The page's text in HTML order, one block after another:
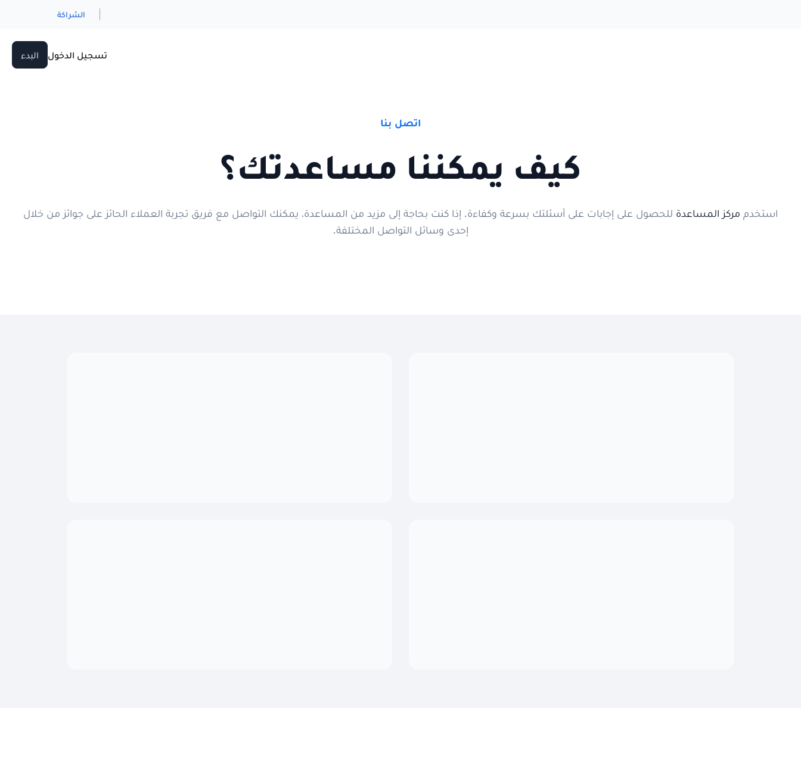
الشراكة
تسجيل الدخول البدء
اتصل بنا
كيف يمكننا مساعدتك؟
استخدم مركز المساعدة للحصول على إجابات على أسئلتك بسرعة وكفاءة. إذا كنت بحاجة إلى مزيد من المساعدة، يمكنك التواصل مع فريق تجربة العملاء الحائز على جوائز من خلال
إحدى وسائل التواصل المختلفة.